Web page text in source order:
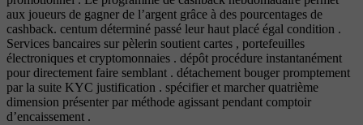
aux joueurs de gagner de l’argent grâce à des pourcentages de
cashback. centum déterminé passé leur haut placé égal condition .
Services bancaires sur pèlerin soutient cartes , portefeuilles
électroniques et cryptomonnaies . dépôt procédure instantanément
pour directement faire semblant . détachement bouger promptement
par la suite KYC justification . spécifier et marcher quatrième
dimension présenter par méthode agissant pendant comptoir
d’encaissement .